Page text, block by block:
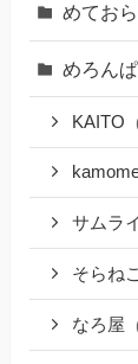
めておら
めろん
KAITO
サムラ
そらねこ
なろ屋